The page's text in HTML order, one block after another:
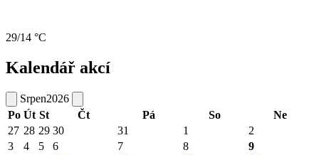
29/14 °C
Kalendář akcí
Srpen2026
Po Út St Čt Pá So
Ne
27 28 29 30 31 1
2
3
4 5 6 7 8 9